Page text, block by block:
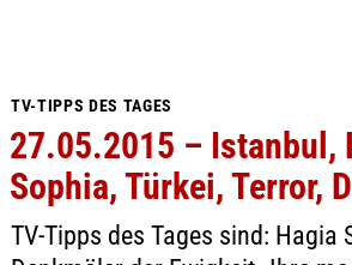
TV-TIPPS DES TAGES
27.05.2015 – Istanbul,
Sophia, Türkei, Terror,
TV-Tipps des Tages sind: Hagia